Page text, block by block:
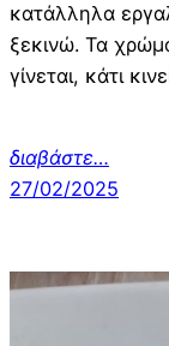
κατάλληλα
ξεκινώ. Τα
γίνεται, κάτι
διαβάστε…
27/02/2025